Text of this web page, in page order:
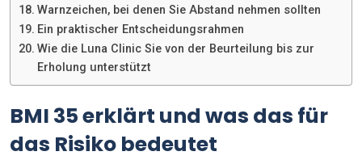
Warnzeichen, bei denen Sie Abstand nehmen sollten
Ein praktischer Entscheidungsrahmen
Wie die Luna Clinic Sie von der Beurteilung bis zur
Erholung unterstützt
BMI 35 erklärt und was das für
das Risiko bedeutet